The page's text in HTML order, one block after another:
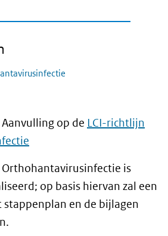
op de LCI-richtlijn
is
op basis hiervan zal een
stappenplan en de bijlagen